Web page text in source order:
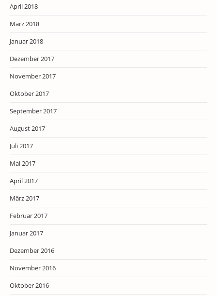
April 2018
März 2018
Januar 2018
Dezember 2017
November 2017
Oktober 2017
September 2017
August 2017
Juli 2017
Mai 2017
April 2017
März 2017
Februar 2017
Januar 2017
Dezember 2016
November 2016
Oktober 2016